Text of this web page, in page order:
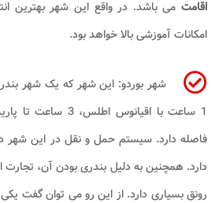
اقامت می باشد. در واقع این شهر بهترین
امکانات آموزشی بالا خواهد بود.
شهر بوردو: این شهر که یک شهر
فاصله دارد. سیستم حمل و نقل در این شهر
دارد. همچنین به دلیل بندری بودن آن، تجارت
رونق بسیاری دارد. از این رو می توان گفت